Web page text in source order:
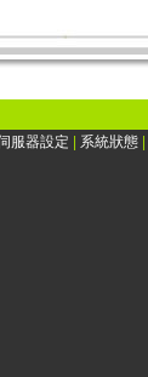
服器設定 系統狀態